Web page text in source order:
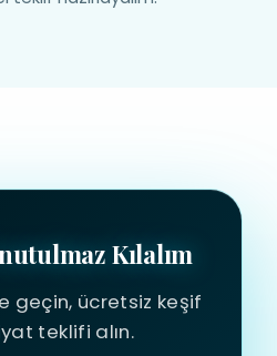
Kılalım
geçin, ücretsiz keşif
teklifi alın.